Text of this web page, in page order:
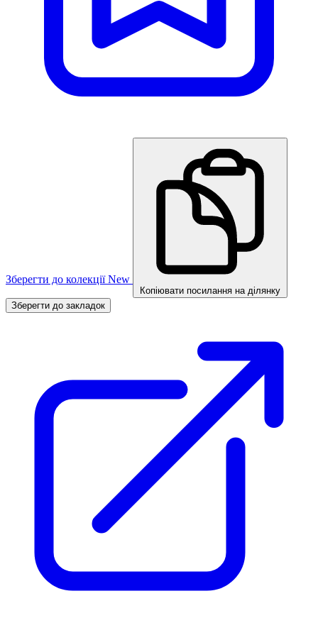
Зберегти до колекції New
Копіювати посилання на ділянку
Зберегти до закладок